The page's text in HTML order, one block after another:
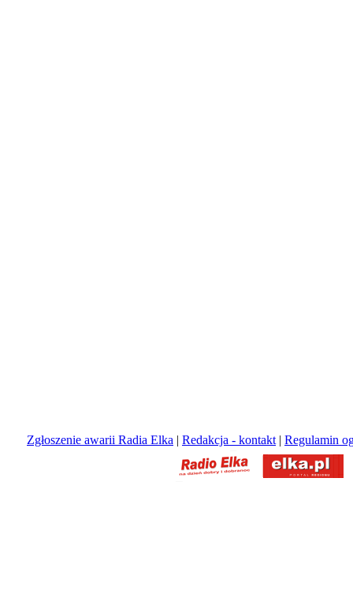
Zgłoszenie awarii Radia Elka | Redakcja - kontakt | Regulamin